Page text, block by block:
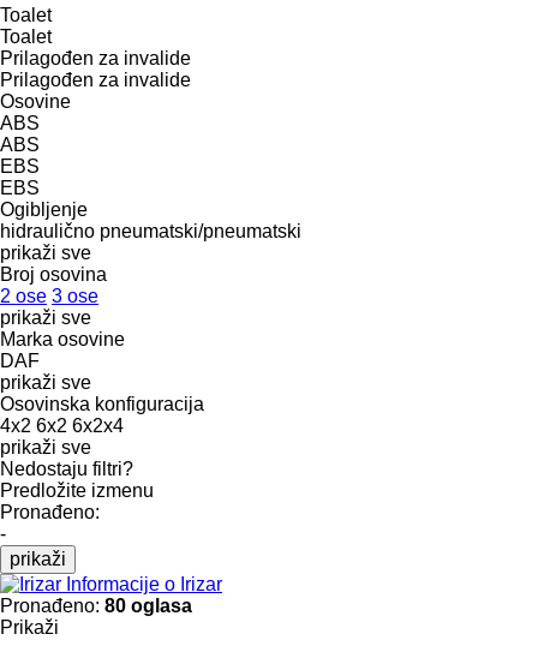
Toalet
Toalet
Prilagođen za invalide
Prilagođen za invalide
Osovine
ABS
ABS
EBS
EBS
Ogibljenje
hidraulično pneumatski/pneumatski
prikaži sve
Broj osovina
2 ose 3 ose
prikaži sve
Marka osovine
DAF
prikaži sve
Osovinska konfiguracija
4x2 6x2 6x2x4
prikaži sve
Nedostaju filtri?
Predložite izmenu
Pronađeno:
-
prikaži
Informacije o Irizar
Pronađeno: 80 oglasa
Prikaži